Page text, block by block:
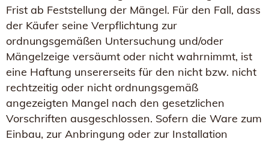
Frist ab Feststellung der Mängel. Für den Fall, dass
der Käufer seine Verpflichtung zur
ordnungsgemäßen Untersuchung und/oder
Mängelzeige versäumt oder nicht wahrnimmt, ist
eine Haftung unsererseits für den nicht bzw. nicht
rechtzeitig oder nicht ordnungsgemäß
angezeigten Mangel nach den gesetzlichen
Vorschriften ausgeschlossen. Sofern die Ware zum
Einbau, zur Anbringung oder zur Installation